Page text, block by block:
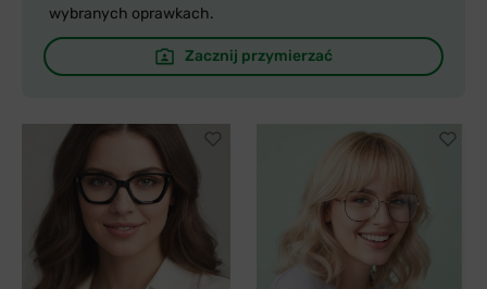
wybranych oprawkach.
Zacznij przymierzać